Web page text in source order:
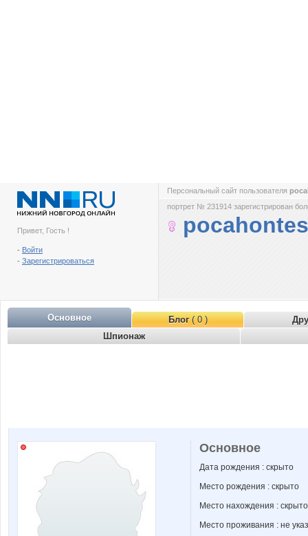
Привет, Гость !
- Войти
- Зарегистрироваться
Персональный сайт пользователя
портрет № 231914 зарегистрирован
pocahontes
Основное Блог( 0 )
Шпионаж
Основное
Дата рождения : скрыто
Место рождения : скрыто
Место нахождения : скрыто
Место проживания : не